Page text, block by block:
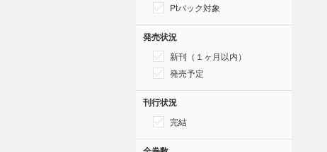
Ptバック対象
発売状況
新刊（１ヶ月以内）
発売予定
刊行状況
完結